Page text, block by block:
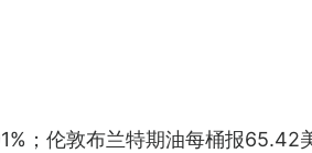
；伦敦布兰特期油每桶报65.42